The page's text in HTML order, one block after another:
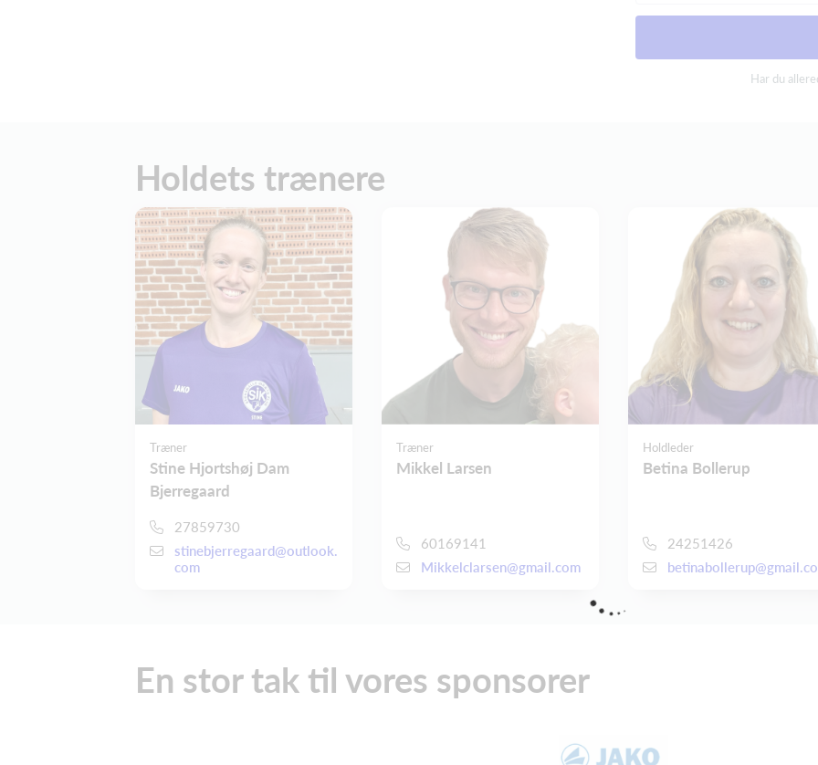
Har du
Holdets trænere
Træner
Stine Hjortshøj Dam
Bjerregaard
27859730
stinebjerregaard@outlook.
com
Træner
Mikkel Larsen
60169141
Mikkelclarsen@gmail.com
Holdleder
Betina Bollerup
24251426
En stor tak til vores sponsorer